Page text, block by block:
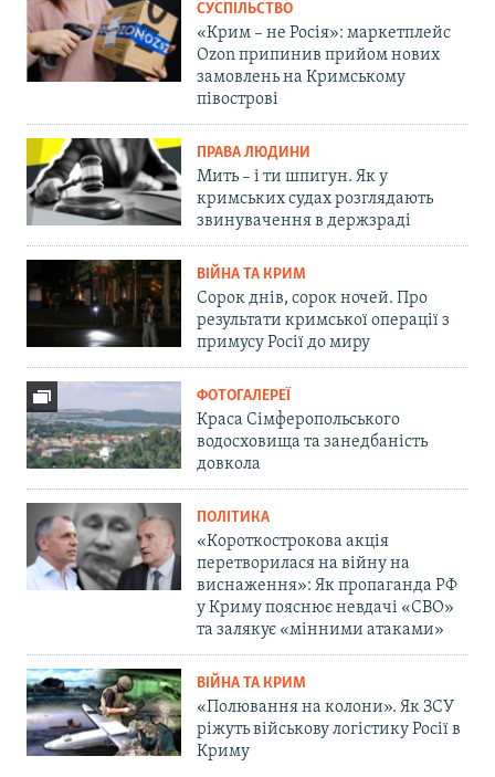
СУСПІЛЬСТВО
«Крим – не Росія»: маркетплейс
Ozon припинив прийом нових
замовлень на Кримському
півострові
ПРАВА ЛЮДИНИ
Мить – і ти шпигун. Як у
кримських судах розглядають
звинувачення в держзраді
ВІЙНА ТА КРИМ
Сорок днів, сорок ночей. Про
результати кримської операції з
примусу Росії до миру
ФОТОГАЛЕРЕЇ
Краса Сімферопольського
водосховища та занедбаність
довкола
ПОЛІТИКА
«Короткострокова акція
перетворилася на війну на
виснаження»: Як пропаганда РФ
у Криму пояснює невдачі «СВО»
та залякує «мінними атаками»
ВІЙНА ТА КРИМ
«Полювання на колони». Як ЗСУ
ріжуть військову логістику Росії в
Криму